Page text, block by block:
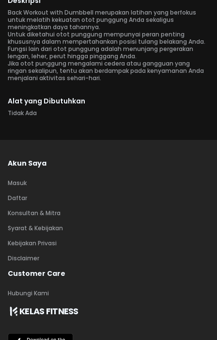
Back Workout with Dumbbell merupakan latihan yang berfokus
untuk melatih kekuatan otot punggung Anda sekaligus
meningkatkan daya tahannya.
Untuk diketahui otot punggung mempunyai peran penting
khususnya dalam mempertahankan posisi tulang belakang Anda.
Fungsi lain dari otot punggung adalah menunjang pergerakan
lengan, leher, perut hingga pinggang Anda.
Jika otot punggung mengalami cedera atau gangguan yang
ringan sekalipun, tentu akan berdampak pada kenyamanan Anda
menjalani aktivitas sehari-hari.
Alat yang Dibutuhkan
Tidak Ada
Akun Saya
Masuk
Daftar
Konsultan & Mitra
Syarat & Kebijakan
Kebijakan Privasi
Disclaimer
Customer Care
Hubungi Kami
KELAS FITNESS